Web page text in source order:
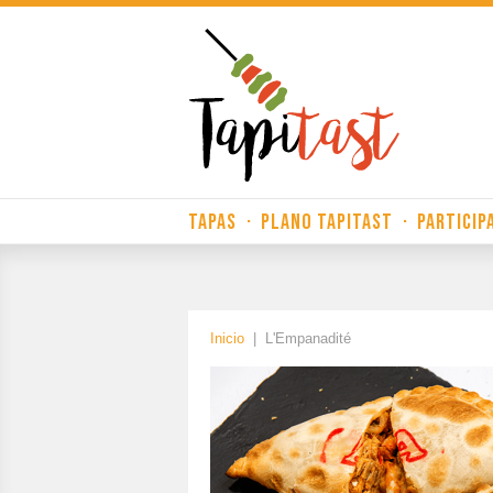
TAPAS · PLANO TAPITAST ·
Inicio L'Empanadité